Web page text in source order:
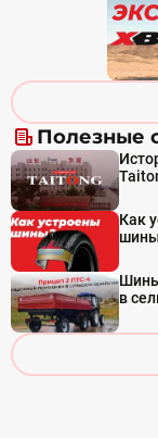
Полезные
Как
в